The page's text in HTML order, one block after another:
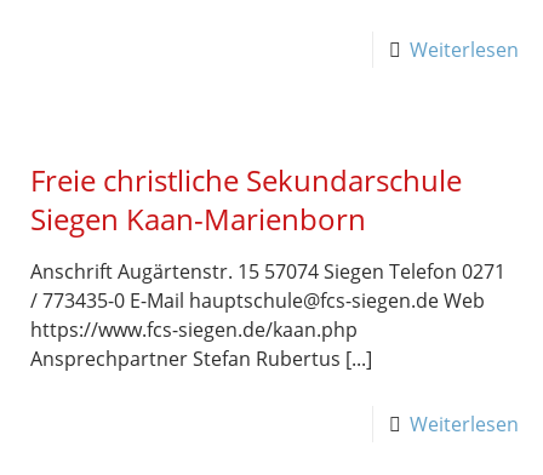
Weiterlesen
Freie christliche Sekundarschule
Siegen Kaan-Marienborn
Anschrift Augärtenstr. 15 57074 Siegen Telefon 0271
/ 773435-0 E-Mail hauptschule@fcs-siegen.de Web
https://www.fcs-siegen.de/kaan.php
Ansprechpartner Stefan Rubertus [...]
Weiterlesen